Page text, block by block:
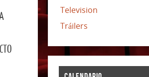
Television
Tráilers